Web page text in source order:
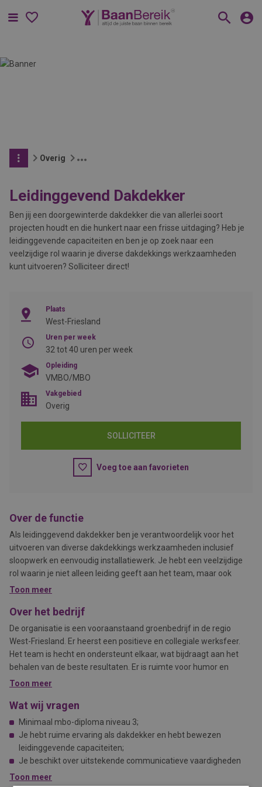
Menu
Overig
Leidinggevend Dakdekker
Ben jij een doorgewinterde dakdekker die van allerlei soort
projecten houdt en die hunkert naar een frisse uitdaging? Heb je
leidinggevende capaciteiten en ben je op zoek naar een
veelzijdige rol waarin je diverse dakdekkings werkzaamheden
kunt uitvoeren? Solliciteer direct!
Plaats
West-Friesland
Uren per week
32 tot 40 uren per week
Opleiding
VMBO/MBO
Vakgebied
Overig
SOLLICITEER
Voeg toe aan favorieten
Over de functie
Als leidinggevend dakdekker ben je verantwoordelijk voor het
uitvoeren van diverse dakdekkings werkzaamheden inclusief
sloopwerk en eenvoudig installatiewerk. Je hebt een veelzijdige
rol waarin je niet alleen leiding geeft aan het team, maar ook
zelfstandig werkt aan verschillende projecten. Je bent
weg om ervoor te zorgen dat het dakwerk van hoge kwaliteit is en
voldoet aan de wensen van de klant.
Toon meer
Over het bedrijf
De organisatie is een vooraanstaand groenbedrijf in de regio
West-Friesland. Er heerst een positieve en collegiale werksfeer.
Het team is hecht en ondersteunt elkaar, wat bijdraagt aan het
behalen van de beste resultaten. Er is ruimte voor humor en
gezelligheid, maar ook voor serieuze en professionele
werkomgeving waarin iedereen zich gewaardeerd en gehoord
voelt.
Toon meer
Wat wij vragen
Minimaal mbo-diploma niveau 3;
Je hebt ruime ervaring als dakdekker en hebt bewezen
leidinggevende capaciteiten;
Je beschikt over uitstekende communicatieve vaardigheden
zowel mondeling als schriftelijk;
Toon meer